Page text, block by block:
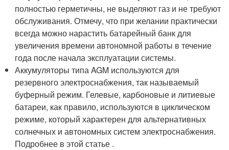
полностью герметичны, не выделяют газ и не требуют
обслуживания. Отмечу, что при желании практически
всегда можно нарастить батарейный банк для
увеличения времени автономной работы в течение
года после начала эксплуатации системы.
Аккумуляторы типа AGM используются для
резервного электроснабжения, так называемый
буферный режим. Гелевые, карбоновые и литиевые
батареи, как правило, используются в циклическом
режиме, который характерен для альтернативных
солнечных и автономных систем электроснабжения.
Подробнее в этой статье .